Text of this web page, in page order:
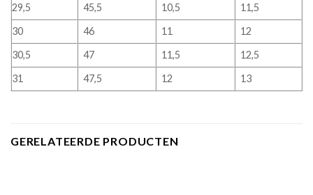
29,5
45,5 10,5
11,5
30
46 11
12
30,5
47 11,5
12,5
31
47,5 12 13
GERELATEERDE PRODUCTEN